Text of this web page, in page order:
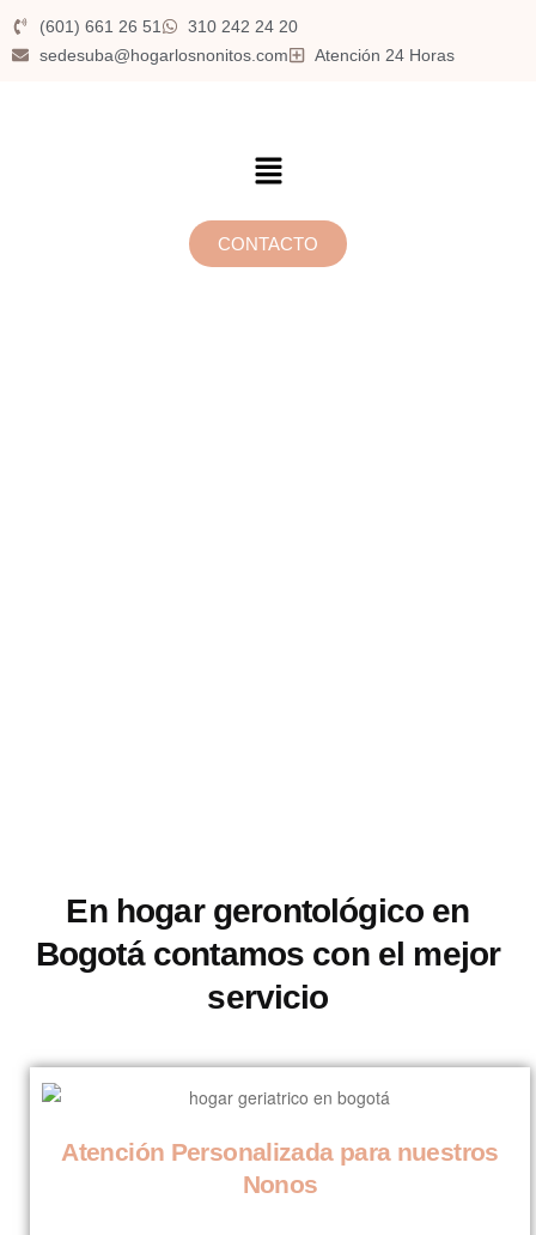
(601) 661 26 51
310 242 24 20
sedesuba@hogarlosnonitos.com
Atención 24 Horas
CONTACTO
Servicio de Hospedaje
Residencia para el
adulto mayor
En hogar gerontológico en
Bogotá contamos con el mejor
servicio
Atención Personalizada para nuestros
Nonos